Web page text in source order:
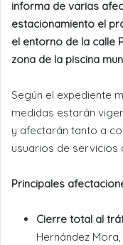
informa de varias
estacionamiento el
el entorno de la calle
zona de la piscina
Según el expediente
medidas estarán
y afectarán tanto a
usuarios de servicios
Principales
Cierre total al
Hernández